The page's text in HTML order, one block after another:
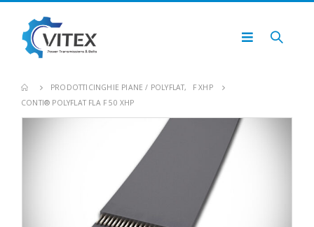
PRODOTTI CINGHIE PIANE / POLYFLAT,
F XHP
CONTI® POLYFLAT FLA F 50 XHP